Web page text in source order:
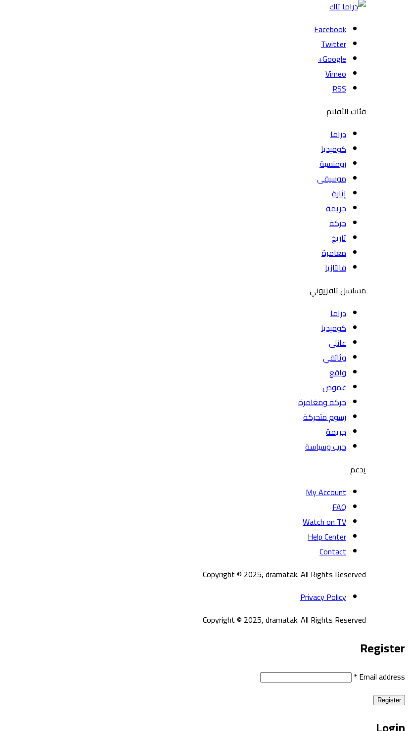
Facebook
Twitter
Google+
Vimeo
RSS
فئات الأفلام
دراما
كوميديا
رومنسية
موسيقى
إثارة
جريمة
حركة
تاريخ
مغامرة
فانتازيا
مسلسل تلفزيوني
دراما
كوميديا
عائلي
وثائقي
واقع
غموض
حركة ومغامرة
رسوم متحركة
جريمة
حرب وسياسة
يدعم
My Account
FAQ
Watch on TV
Help Center
Contact
Copyright © 2025, dramatak. All Rights Reserved
Privacy Policy
Copyright © 2025, dramatak. All Rights Reserved
Register
Email address
*
Register